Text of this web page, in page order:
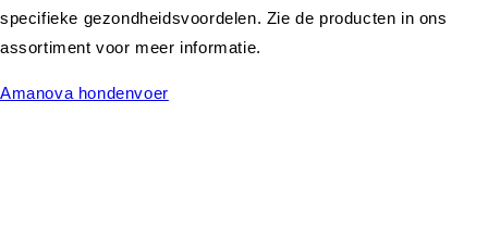
specifieke gezondheidsvoordelen. Zie de producten in ons
assortiment voor meer informatie.
Amanova hondenvoer